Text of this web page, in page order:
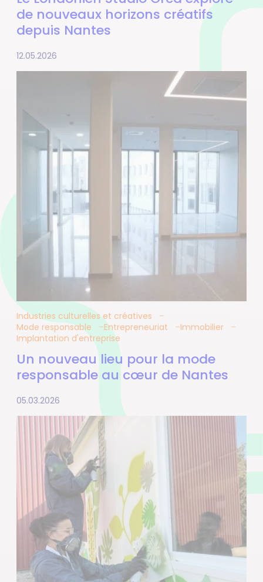
de nouveaux horizons créatifs
depuis Nantes
12.05.2026
Industries culturelles et créatives
Mode responsable
Entrepreneuriat
Immobilier
Implantation d'entreprise
Un nouveau lieu pour la mode
responsable au cœur de Nantes
05.03.2026